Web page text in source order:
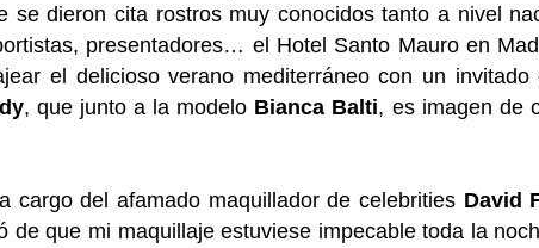
se dieron cita rostros muy conocidos tanto a nivel
presentadores… el Hotel Santo Mauro en
el delicioso verano mediterráneo con un invitado
, que junto a la modelo Bianca Balti, es imagen de
cargo del afamado maquillador de celebrities David
de que mi maquillaje estuviese impecable toda la